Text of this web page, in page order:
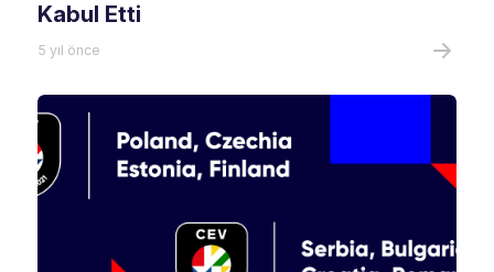
Kabul Etti
5 yıl önce